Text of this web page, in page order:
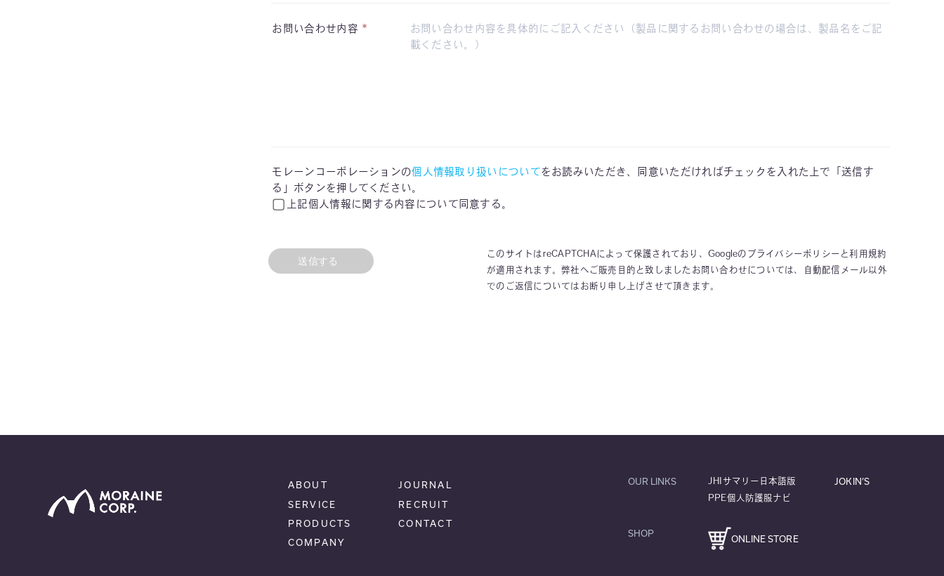
お問い合わせ内容 *
モレーンコーポレーションの個人情報取り扱いについてをお読みいただき、同意いただければチェックを入れた上で「送信す
る」ボタンを押してください。
上記個人情報に関する内容について同意する。
送信する
このサイトはreCAPTCHAによって保護されており、Googleのプライバシーポリシーと利用規約
が適用されます。弊社へご販売目的と致しましたお問い合わせについては、自動配信メール以外
でのご返信についてはお断り申し上げさせて頂きます。
ABOUT
SERVICE
PRODUCTS
COMPANY
JOURNAL
RECRUIT
CONTACT
OUR LINKS
JHIサマリー日本語版
PPE個人防護服ナビ
JOKIN’S
SHOP ONLINE STORE